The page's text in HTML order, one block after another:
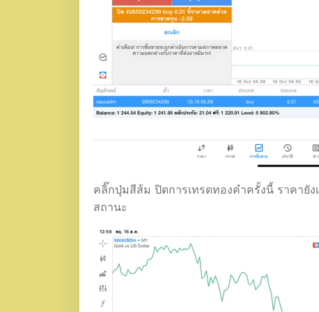
คลิ๊กปุ่มสีส้ม ปิดการเทรดทองคำครั้งนี้ ราคายั
สถานะ